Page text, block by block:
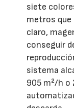
siete
metros que
claro,
conseguir
sistema
905 m²/h o